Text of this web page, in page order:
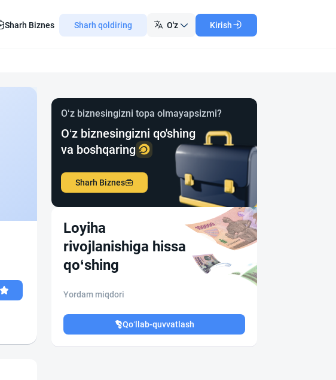
Sharh Biznes Sharh qoldiring O'z Kirish
O‘z biznesingizni topa olmayapsizmi?
O‘z biznesingizni qo'shing
va boshqaring
Sharh Biznes
Loyiha
rivojlanishiga hissa
qo‘shing
Yordam miqdori
Qo‘llab-quvvatlash